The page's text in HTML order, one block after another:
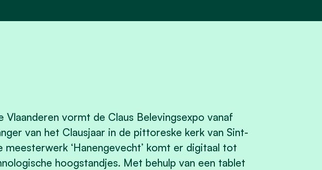
Vlaanderen vormt de Claus Belevingsexpo vanaf
van het Clausjaar in de pittoreske kerk van Sint-
meesterwerk ‘Hanengevecht’ komt er digitaal tot
hoogstandjes. Met behulp van een tablet